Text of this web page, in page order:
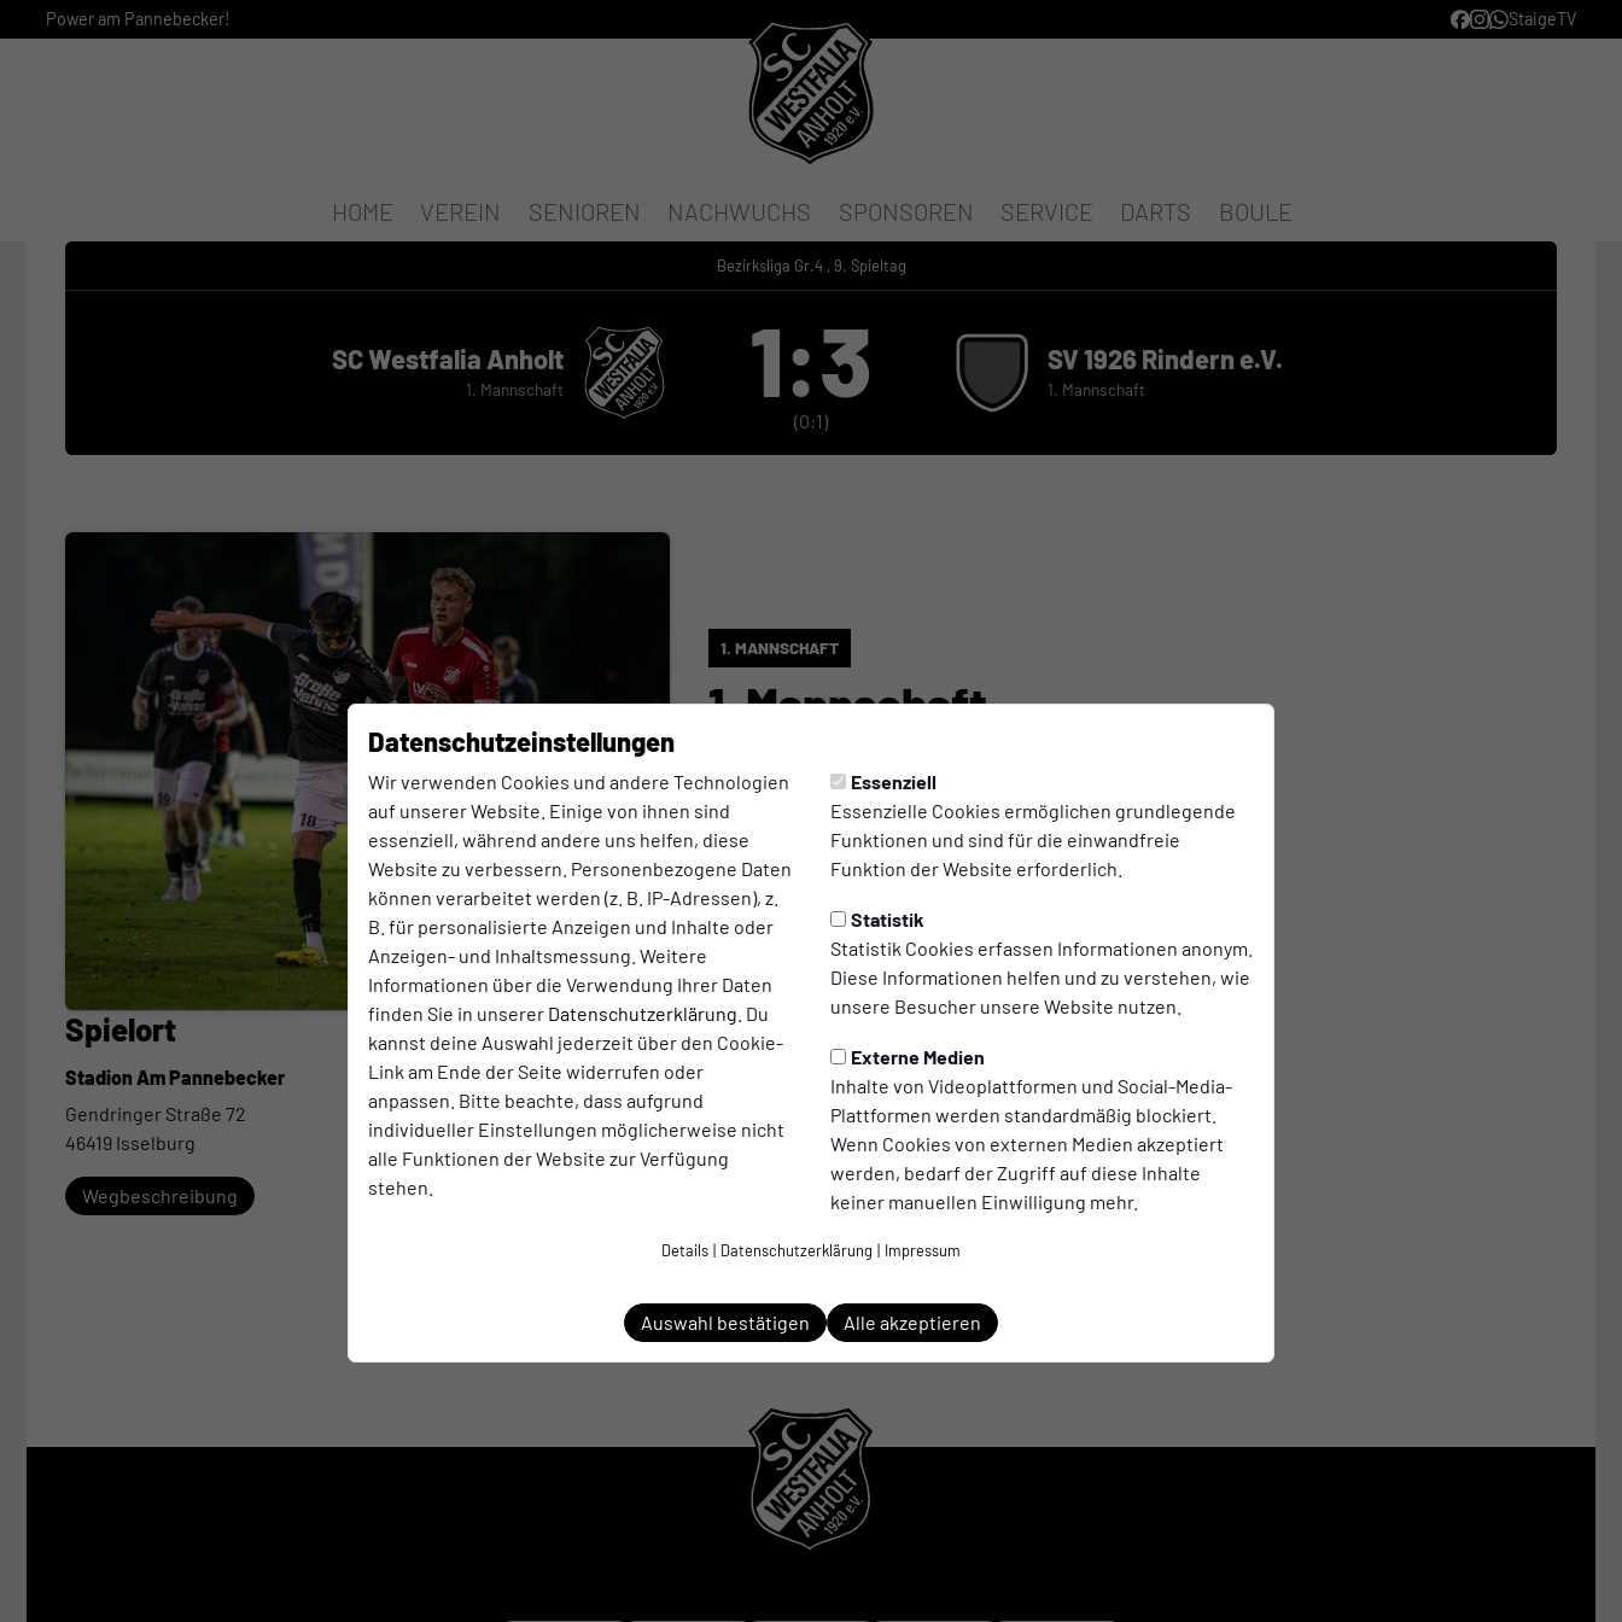
Datenschutzeinstellungen
Wir verwenden Cookies und andere Technologien
auf unserer Website. Einige von ihnen sind
essenziell, während andere uns helfen, diese
Website zu verbessern. Personenbezogene Daten
können verarbeitet werden (z. B. IP-Adressen), z.
B. für personalisierte Anzeigen und Inhalte oder
Anzeigen- und Inhaltsmessung. Weitere
Informationen über die Verwendung Ihrer Daten
finden Sie in unserer Datenschutzerklärung . Du
kannst deine Auswahl jederzeit über den Cookie-
Link am Ende der Seite widerrufen oder
anpassen. Bitte beachte, dass aufgrund
individueller Einstellungen möglicherweise nicht
alle Funktionen der Website zur Verfügung
stehen.
Essenziell
Essenzielle Cookies ermöglichen grundlegende
Funktionen und sind für die einwandfreie
Funktion der Website erforderlich.
Statistik
Statistik Cookies erfassen Informationen anonym.
Diese Informationen helfen und zu verstehen, wie
unsere Besucher unsere Website nutzen.
Externe Medien
Inhalte von Videoplattformen und Social-Media-
Plattformen werden standardmäßig blockiert.
Wenn Cookies von externen Medien akzeptiert
werden, bedarf der Zugriff auf diese Inhalte
keiner manuellen Einwilligung mehr.
Details | Datenschutzerklärung | Impressum
Auswahl bestätigen Alle akzeptieren
Power am Pannebecker! StaigeTV
HOME VEREIN SENIOREN NACHWUCHS SPONSOREN SERVICE DARTS BOULE
Bezirksliga Gr.4 , 9. Spieltag
SC Westfalia Anholt
1. Mannschaft 1:3
(0:1)
SV 1926 Rindern e.V.
1. Mannschaft
1. MANNSCHAFT
1. Mannschaft
Rinden
Spielbericht zur Niederlage am Freitagabend im
Flutlichtspiel gegen SV Rindern
Spielort
Stadion Am Pannebecker
Gendringer Straße 72
46419 Isselburg
Wegbeschreibung